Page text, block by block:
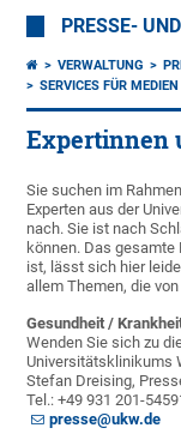
PRESSE-
VERWALTUNG
SERVICES FÜR
Expertinnen
Sie suchen im
Experten aus der
nach. Sie ist nach
können. Das
ist, lässt sich hier
allem Themen, die
Gesundheit /
Wenden Sie sich zu
Universitätsklinikums
Stefan Dreising,
Tel.: +49 931 201-
presse@ukw.de